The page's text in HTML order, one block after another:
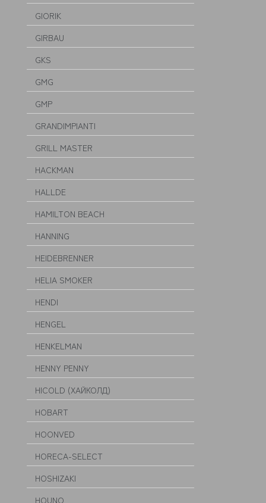
GIORIK
GIRBAU
GKS
GMG
GMP
GRANDIMPIANTI
GRILL MASTER
HACKMAN
HALLDE
HAMILTON BEACH
HANNING
HEIDEBRENNER
HELIA SMOKER
HENDI
HENGEL
HENKELMAN
HENNY PENNY
HICOLD (ХАЙКОЛД)
HOBART
HOONVED
HORECA-SELECT
HOSHIZAKI
HOUNO